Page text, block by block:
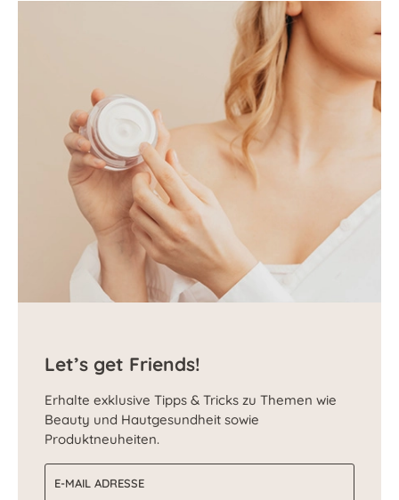
Let’s get Friends!
Erhalte exklusive Tipps & Tricks zu Themen wie
Beauty und Hautgesundheit sowie
Produktneuheiten.